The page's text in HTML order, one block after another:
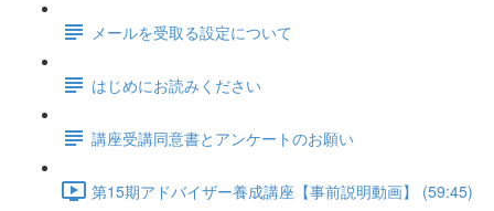
メールを受取る設定について
はじめにお読みください
講座受講同意書とアンケートのお願い
第15期アドバイザー養成講座【事前説明動画】 (59:45)